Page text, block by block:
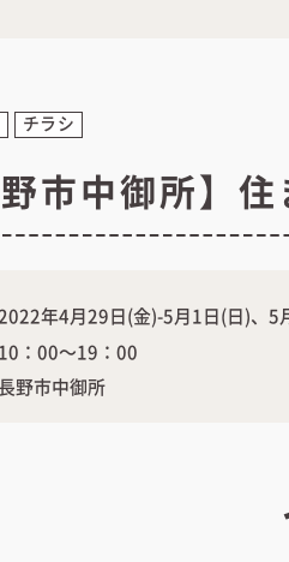
チラシ
野市中御所】
年4月29日(金)-5月1日(日)、5
10：00～19：00
野市中御所